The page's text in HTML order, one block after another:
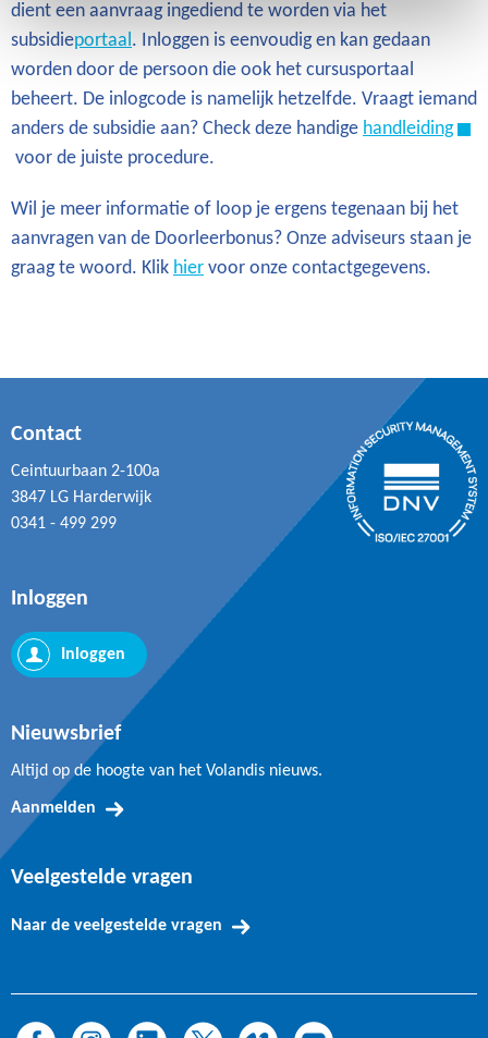
dient een aanvraag ingediend te worden via het
subsidieportaal. Inloggen is eenvoudig en kan gedaan
worden door de persoon die ook het cursusportaal
beheert. De inlogcode is namelijk hetzelfde. Vraagt iemand
anders de subsidie aan? Check deze handige handleiding
voor de juiste procedure.
Wil je meer informatie of loop je ergens tegenaan bij het
aanvragen van de Doorleerbonus? Onze adviseurs staan je
graag te woord. Klik hier voor onze contactgegevens.
Contact
Ceintuurbaan 2-100a
3847 LG Harderwijk
0341 - 499 299
Nieuwsbrief
Altijd op de hoogte van het Volandis nieuws.
Aanmelden
Veelgestelde vragen
Naar de veelgestelde vragen
Inloggen
Inloggen